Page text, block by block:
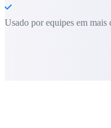
Usado por equipes em mais